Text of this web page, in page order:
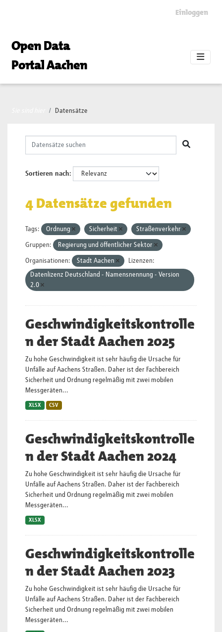
Einloggen
Open Data
Portal Aachen
Datensätze
Sortieren nach
4 Datensätze gefunden
Tags: Ordnung Sicherheit Straßenverkehr
Gruppen: Regierung und öffentlicher Sektor
Organisationen: Stadt Aachen
Lizenzen:
Datenlizenz Deutschland - Namensnennung - Version
2.0
Geschwindigkeitskontrolle
n der Stadt Aachen 2025
Zu hohe Geschwindigkeit ist sehr häufig die Ursache für
Unfälle auf Aachens Straßen. Daher ist der Fachbereich
Sicherheit und Ordnung regelmäßig mit zwei mobilen
Messgeräten...
XLSX CSV
Geschwindigkeitskontrolle
n der Stadt Aachen 2024
Zu hohe Geschwindigkeit ist sehr häufig die Ursache für
Unfälle auf Aachens Straßen. Daher ist der Fachbereich
Sicherheit und Ordnung regelmäßig mit zwei mobilen
Messgeräten...
XLSX
Geschwindigkeitskontrolle
n der Stadt Aachen 2023
Zu hohe Geschwindigkeit ist sehr häufig die Ursache für
Unfälle auf Aachens Straßen. Daher ist der Fachbereich
Sicherheit und Ordnung regelmäßig mit zwei mobilen
Messgeräten...